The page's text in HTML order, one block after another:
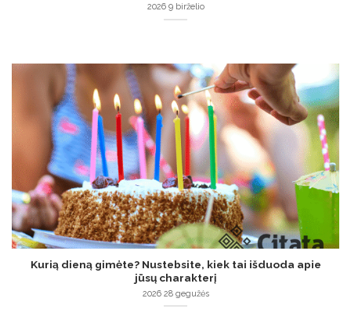
2026 9 birželio
Kurią dieną gimėte? Nustebsite, kiek tai išduoda apie
jūsų charakterį
2026 28 gegužės